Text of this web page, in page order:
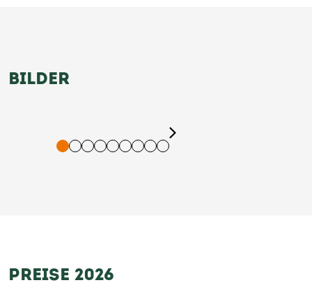
BILDER
und Vorlesen der Inhalte mit Leertaste oder Tabulator-
PREISE 2026